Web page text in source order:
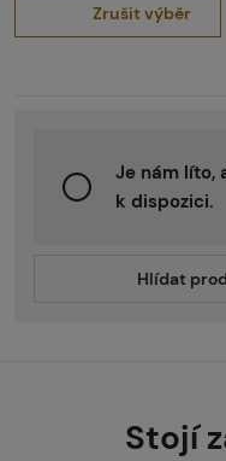
Zrušit výběr
Je nám líto,
k dispozici.
Hlídat
Stojí